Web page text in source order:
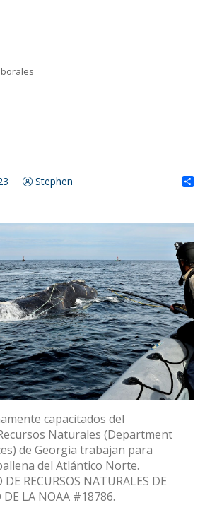
Stephen
capacitados del
Naturales (Department
de Georgia trabajan para
del Atlántico Norte.
RECURSOS NATURALES DE
DE LA NOAA #18786.